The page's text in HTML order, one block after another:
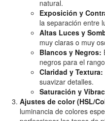
natural.
Exposición y
la separación entre
Altas Luces y
muy claras o muy
Blancos y Negros:
negros para el
Claridad y Textura:
suavizar detalles.
Saturación y
Ajustes de color (HSL/
luminancia de colores